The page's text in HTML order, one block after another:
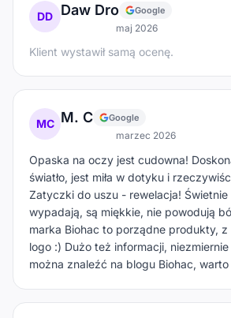
DD Daw Dro Google
maj 2026
Klient wystawił samą ocenę.
MC M. C Google
marzec 2026
Opaska na oczy jest cudowna!
światło, jest miła w dotyku i
Zatyczki do uszu - rewelacja! Świetnie
wypadają, są miękkie, nie powodują
marka Biohac to porządne produkty, z
logo :) Dużo też informacji,
można znaleźć na blogu Biohac,